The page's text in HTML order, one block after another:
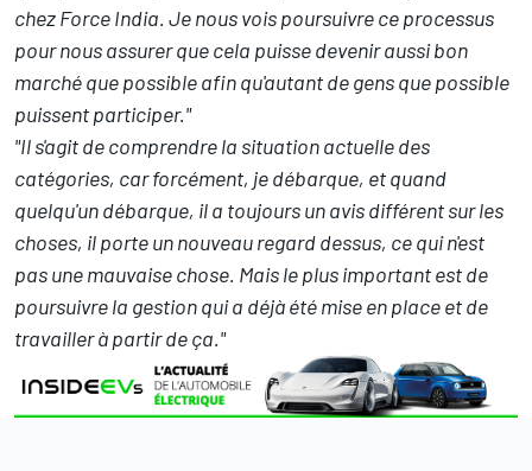
chez Force India. Je nous vois poursuivre ce processus
pour nous assurer que cela puisse devenir aussi bon
marché que possible afin qu'autant de gens que possible
puissent participer."
"Il s'agit de comprendre la situation actuelle des
catégories, car forcément, je débarque, et quand
quelqu'un débarque, il a toujours un avis différent sur les
choses, il porte un nouveau regard dessus, ce qui n'est
pas une mauvaise chose. Mais le plus important est de
poursuivre la gestion qui a déjà été mise en place et de
travailler à partir de ça."